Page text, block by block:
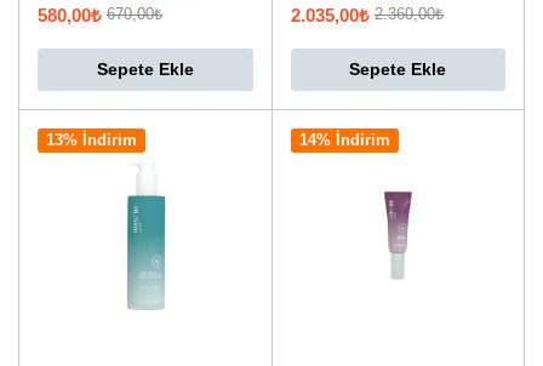
670,00₺
580,00₺
Sepete Ekle
2.360,00₺
2.035,00₺
Sepete Ekle
13% İndirim 14% İndirim